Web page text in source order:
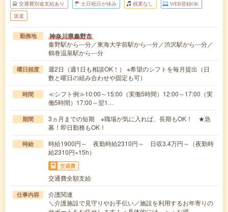
交通費別途支給あり 土日祝日が休み 残業なし WEB登録OK
派遣
勤務地 神奈川県秦野市
秦野駅から---分／東海大学前駅から---分／渋沢駅から---分／
鶴巻温泉駅から---分
曜日頻度
週2日（週1日も相談OK！） ※希望のシフトを毎月提出（日
数と曜日の組み合わせや固定も可）
時間
≪シフト例≫10:00～15:00（実働5時間）12:00～17:00（実
働5時間）17:00～翌1…
期間
3ヵ月までの短期 ※職場が気に入れば、長期もOK！ ★急
募！即日勤務もOK！
時給
時給1900円～ 夜勤時給2310円～ 日収3.4万円～（夜勤時
給2310円×15h）
交通費
交通費全額支給
仕事内容
介護関連
＼介護施設で見守りやお手伝い／施設を利用するお年寄りの